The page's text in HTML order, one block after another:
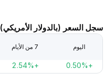
سجل السعر (بالدولار الأمريكي)
اليوم 7 من الأيام
+0.50%
+2.54%